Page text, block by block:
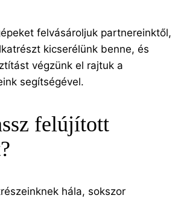
felvásároljuk partnereinktől,
kicserélünk benne, és
végzünk el rajtuk a
segítségével.
felújított
hála, sokszor